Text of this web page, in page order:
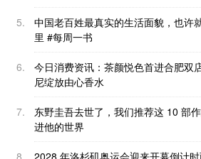
5.
中国老百姓最真实的生活面貌，也许
里 #每周一书
6.
今日消费资讯：茶颜悦色首进合肥双
尼绽放由心香水
7.
东野圭吾去世了，我们推荐这 10 部
进他的世界
8. 2028 年洛杉矶奥运会迎来开幕倒计